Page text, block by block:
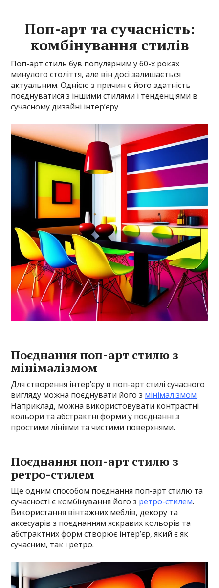
Поп-арт та сучасність:
комбінування стилів
Поп-арт стиль був популярним у 60-х роках
минулого століття, але він досі залишається
актуальним. Однією з причин є його здатність
поєднуватися з іншими стилями і тенденціями в
сучасному дизайні інтер’єру.
Поєднання поп-арт стилю з
мінімалізмом
Для створення інтер’єру в поп-арт стилі сучасного
вигляду можна поєднувати його з мінімалізмом.
Наприклад, можна використовувати контрастні
кольори та абстрактні форми у поєднанні з
простими лініями та чистими поверхнями.
Поєднання поп-арт стилю з
ретро-стилем
Ще одним способом поєднання поп-арт стилю та
сучасності є комбінування його з ретро-стилем.
Використання вінтажних меблів, декору та
аксесуарів з поєднанням яскравих кольорів та
абстрактних форм створює інтер’єр, який є як
сучасним, так і ретро.